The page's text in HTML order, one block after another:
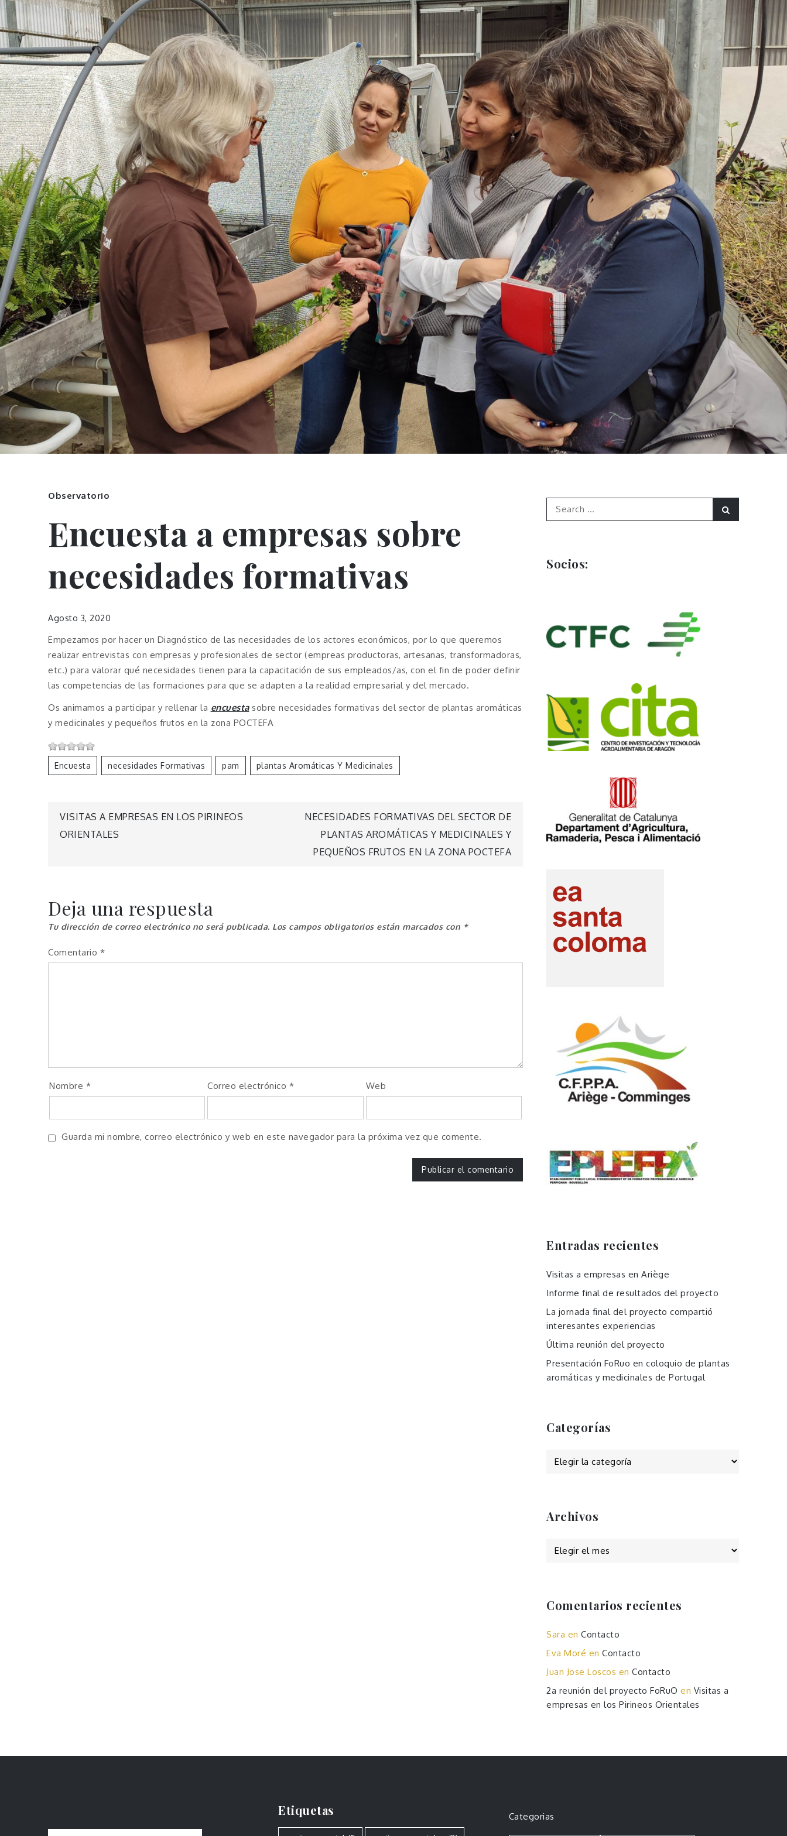
Observatorio
Encuesta a empresas sobre
necesidades formativas
Agosto 3, 2020
Empezamos por hacer un Diagnóstico de las necesidades de los actores económicos, por lo que queremos
realizar entrevistas con empresas y profesionales de sector (empreas productoras, artesanas, transformadoras,
etc.) para valorar qué necesidades tienen para la capacitación de sus empleados/as, con el fin de poder definir
las competencias de las formaciones para que se adapten a la realidad empresarial y del mercado.
Os animamos a participar y rellenar la encuestasobre necesidades formativas del sector de plantas aromáticas
y medicinales y pequeños frutos en la zona POCTEFA
Encuesta Necesidades Formativas Pam Plantas Aromáticas Y Medicinales
Navegación
VISITAS A EMPRESAS EN LOS PIRINEOS
ORIENTALES
NECESIDADES FORMATIVAS DEL SECTOR DE
PLANTAS AROMÁTICAS Y MEDICINALES Y
PEQUEÑOS FRUTOS EN LA ZONA POCTEFA
Deja una respuesta
Tu dirección de correo electrónico no será publicada. Los campos obligatorios están marcados con *
Comentario *
Nombre * Correo electrónico * Web
Guarda mi nombre, correo electrónico y web en este navegador para la próxima vez que comente.
Search
Socios:
Entradas recientes
Visitas a empresas en Ariège
Informe final de resultados del proyecto
La jornada final del proyecto compartió
interesantes experiencias
Última reunión del proyecto
Presentación FoRuo en coloquio de plantas
aromáticas y medicinales de Portugal
Categorías
Archivos
Comentarios recientes
Sara en Contacto
Eva Moré en Contacto
Juan Jose Loscos en Contacto
2a reunión del proyecto FoRuO en Visitas a
empresas en los Pirineos Orientales
Etiquetas Categorias